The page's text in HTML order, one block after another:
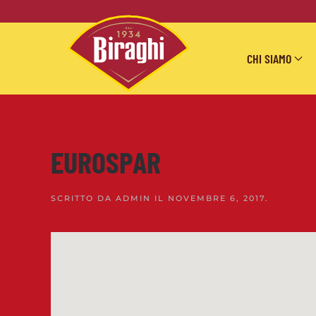
Skip to main content
CHI SIAMO
EUROSPAR
SCRITTO DA ADMIN IL NOVEMBRE 6, 2017.